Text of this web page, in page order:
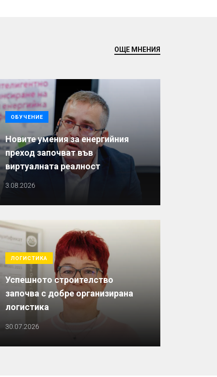
ОЩЕ МНЕНИЯ
ОБУЧЕНИЕ
Новите умения за енергийния
преход започват във
виртуалната реалност
3.08.2026
ЛОГИСТИКА
Успешното строителство
започва с добре организирана
логистика
30.07.2026